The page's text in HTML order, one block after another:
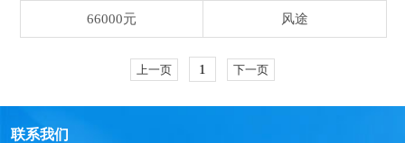
66000元 风途
上一页 1 下一页
联系我们